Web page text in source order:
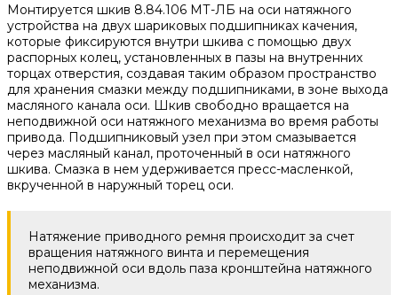
Монтируется шкив 8.84.106 МТ-ЛБ на оси натяжного
устройства на двух шариковых подшипниках качения,
которые фиксируются внутри шкива с помощью двух
распорных колец, установленных в пазы на внутренних
торцах отверстия, создавая таким образом пространство
для хранения смазки между подшипниками, в зоне выхода
масляного канала оси. Шкив свободно вращается на
неподвижной оси натяжного механизма во время работы
привода. Подшипниковый узел при этом смазывается
через масляный канал, проточенный в оси натяжного
шкива. Смазка в нем удерживается пресс-масленкой,
вкрученной в наружный торец оси.
Натяжение приводного ремня происходит за счет
вращения натяжного винта и перемещения
неподвижной оси вдоль паза кронштейна натяжного
механизма.